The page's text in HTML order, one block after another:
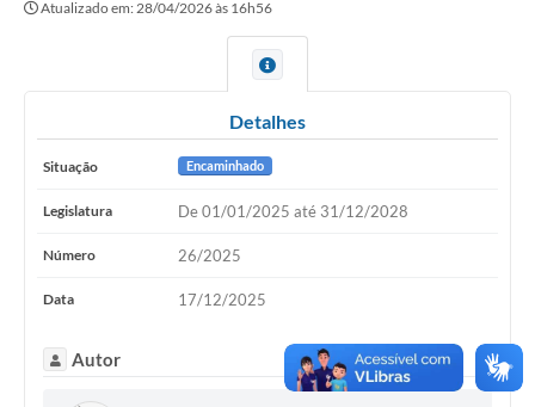
Atualizado em: 28/04/2026 às 16h56
Detalhes
Situação Encaminhado
Legislatura De 01/01/2025 até 31/12/2028
Número 26/2025
Data 17/12/2025
Autor